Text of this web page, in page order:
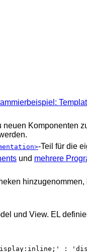
Komponenten
-Teil für die
und mehrere
und View. EL
: